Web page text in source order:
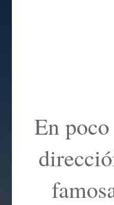
En